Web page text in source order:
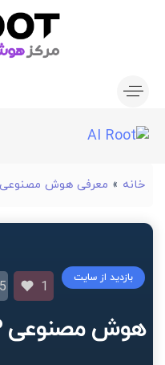
خانه » معرفی هوش مصنوعی
هوش مصنوعی IELTS CHAMP
بازدید از سایت
1